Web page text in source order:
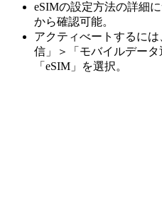
eSIMの設定方法の詳細
から確認可能。
アクティべートするに
信」＞「モバイルデータ
「eSIM」を選択。